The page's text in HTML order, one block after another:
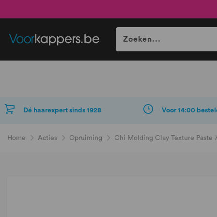
Dé haarexpert sinds 1928 Voor 14:00
Home Acties Opruiming Chi Molding Clay Texture Paste